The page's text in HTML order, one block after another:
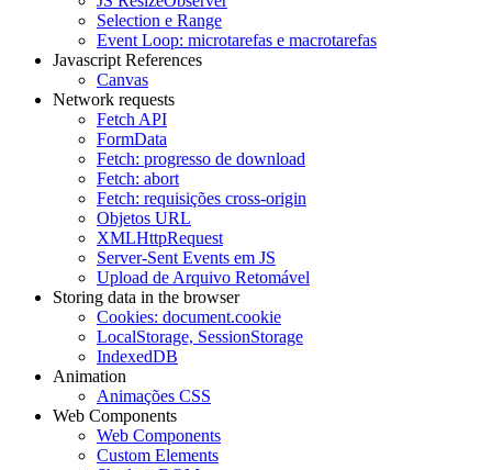
Selection e Range
Event Loop: microtarefas e macrotarefas
Javascript References
Canvas
Network requests
Fetch API
FormData
Fetch: progresso de download
Fetch: abort
Fetch: requisições cross-origin
Objetos URL
XMLHttpRequest
Server-Sent Events em JS
Upload de Arquivo Retomável
Storing data in the browser
Cookies: document.cookie
LocalStorage, SessionStorage
IndexedDB
Animation
Animações CSS
Web Components
Web Components
Custom Elements